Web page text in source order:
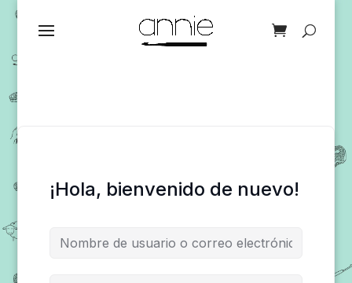
¡Hola, bienvenido de nuevo!